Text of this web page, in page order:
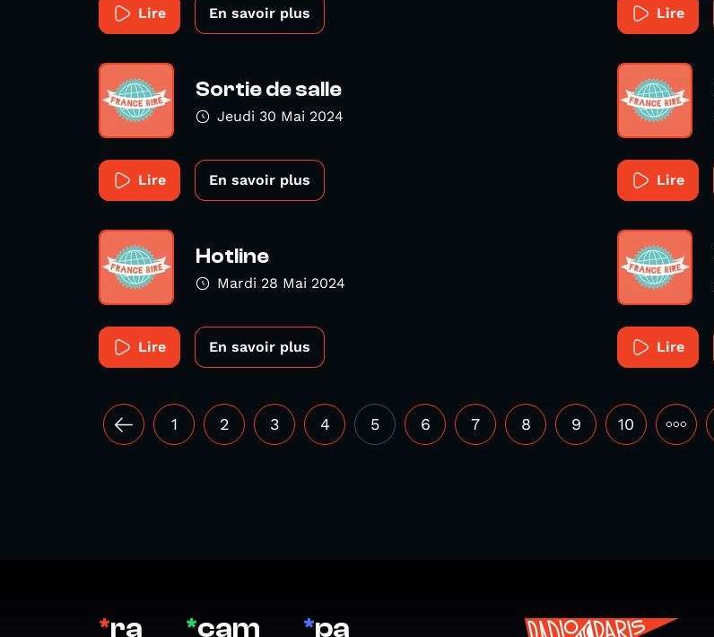
Lire En savoir plus Lire
Sortie de salle
Jeudi 30 Mai 2024
Lire En savoir plus Lire
Hotline
Mardi 28 Mai 2024
Lire En savoir plus Lire
1 2 3 4 5 6 7 8 9 10 •••
*ra *cam *pa